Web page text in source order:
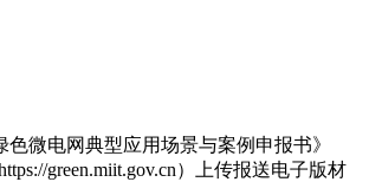
微电网典型应用场景与案例申报书》
green.miit.gov.cn）上传报送电子版材